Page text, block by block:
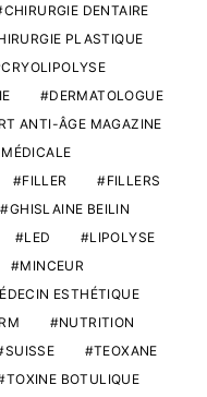
CHIRURGIE DENTAIRE
PLASTIQUE
CRYOLIPOLYSE
DERMATOLOGUE
ANTI-ÂGE MAGAZINE
FILLER
FILLERS
GHISLAINE BEILIN
LED
LIPOLYSE
MINCEUR
ESTHÉTIQUE
NUTRITION
SUISSE
TEOXANE
TOXINE BOTULIQUE